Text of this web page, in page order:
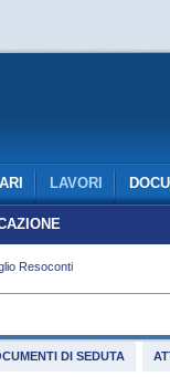
LAVORI
Resoconti
DI SEDUTA